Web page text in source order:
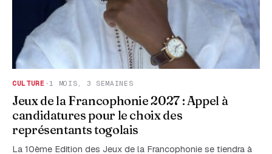
CULTURE ·1 MOIS, 3 SEMAINES
Jeux de la Francophonie 2027 : Appel à
candidatures pour le choix des
représentants togolais
La 10ème Edition des Jeux de la Francophonie se tiendra à